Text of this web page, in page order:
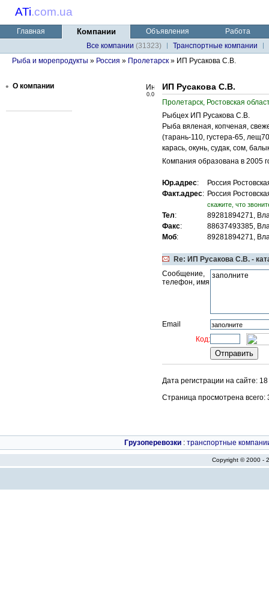
ATi.com.ua
Главная Компании Объявления
Работа
Все компании (31323)
Транспортные компании
Рыба и морепродукты » Россия » Пролетарск » ИП Русакова С.В.
• О компании
0.0
ИП Русакова С.В.
Пролетарск, Ростовская
Рыбцех ИП Русакова С.В.
Рыба вяленая, копченая,
(тарань-110, густера-65,
карась, окунь, судак, сом,
Компания образована в 2005
Юр.адрес:
Россия
Факт.адрес: Россия
cкажите, что
Тел:
89281894271,
Факс:
88637493385,
Моб: 89281894271,
Re: ИП Русакова С.В. -
Сообщение,
телефон, имя
Email
Код:
Дата регистрации на сайте:
Страница просмотрена всего:
Грузоперевозки : транспортные
Copyright © 2000 -